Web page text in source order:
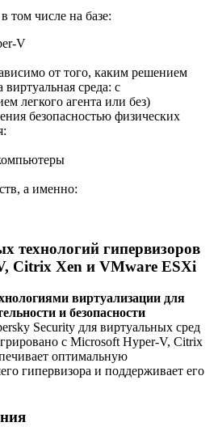
том числе на базе:
V
от того, каким решением
среда: с
легкого агента или без)
безопасностью физических
а именно:
технологий гипервизоров
Citrix Xen и VMware ESXi
виртуализации для
и безопасности
Security для виртуальных сред
с Microsoft Hyper-V, Citrix
оптимальную
гипервизора и поддерживает его